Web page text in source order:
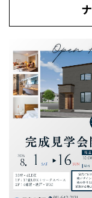
エネルギー自給自足
感謝訪問・長期保証
直営工事
1メーターモジュー
冷暖房標準装備
24時間対応コール
知られざる檜の効
理想の木材「檜」
平屋の家
外観・インテリア集
暮らし方提案
住まいのコラム
リフォーム トップ
選ばれる理由
リフォームの流れ
介護保険利用で快適
賃貸併用住宅のメリ
安心のサポートシス
展示場案内
分譲住宅・土地
分譲マンション
分譲マンション ト
ワザックとは
高い信頼性
会社情報
会社情報 トップ
お問い合わせ